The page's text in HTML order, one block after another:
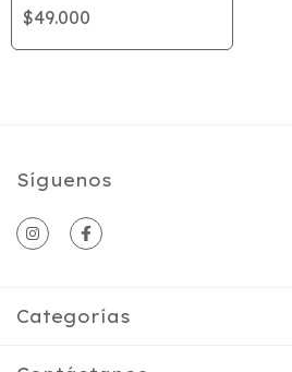
$49.000
Síguenos
Categorías